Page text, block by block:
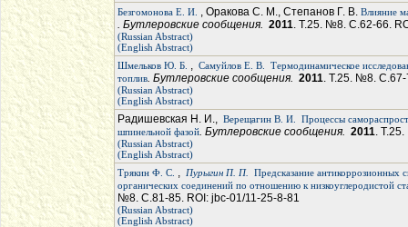
Безгомонова Е. И. , Оракова С. М., Степанов Г. В. Влияние
. Бутлеровские сообщения. 2011. Т.25. №8. С.62-66.
(Russian Abstract)
(English Abstract)
Шмельков Ю. Б. , Самуйлов Е. В.
Термодинамическое
топлив. Бутлеровские сообщения. 2011. Т.25. №8. С.67-
(Russian Abstract)
(English Abstract)
Радишевская Н. И., Верещагин В. И.
Процессы
шпинельной фазой. Бутлеровские сообщения. 2011.
(Russian Abstract)
(English Abstract)
Трякин Ф. С. , Пурыгин П. П.
Предсказание антикоррозионных
органических соединений по отношению к низкоуглеродистой
№8. С.81-85. ROI: jbc-01/11-25-8-81
(Russian Abstract)
(English Abstract)